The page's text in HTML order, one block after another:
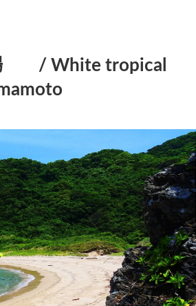
/ White tropical